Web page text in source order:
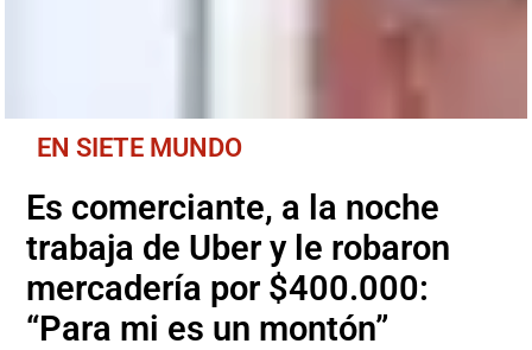
EN SIETE MUNDO
Es comerciante, a la noche
trabaja de Uber y le robaron
mercadería por $400.000:
“Para mi es un montón”